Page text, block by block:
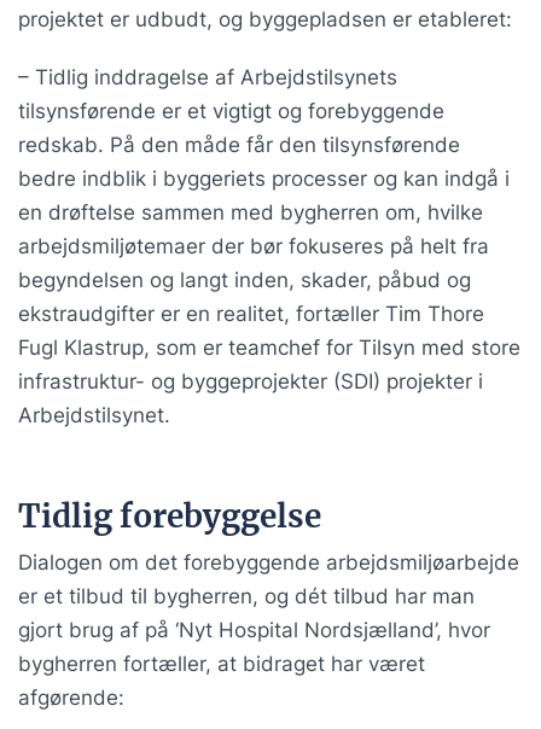
projektet er udbudt, og byggepladsen er etableret:
– Tidlig inddragelse af Arbejdstilsynets
tilsynsførende er et vigtigt og forebyggende
redskab. På den måde får den tilsynsførende
bedre indblik i byggeriets processer og kan indgå i
en drøftelse sammen med bygherren om, hvilke
arbejdsmiljøtemaer der bør fokuseres på helt fra
begyndelsen og langt inden, skader, påbud og
ekstraudgifter er en realitet, fortæller Tim Thore
Fugl Klastrup, som er teamchef for Tilsyn med store
infrastruktur- og byggeprojekter (SDI) projekter i
Arbejdstilsynet.
Tidlig forebyggelse
Dialogen om det forebyggende arbejdsmiljøarbejde
er et tilbud til bygherren, og dét tilbud har man
gjort brug af på ‘Nyt Hospital Nordsjælland’, hvor
bygherren fortæller, at bidraget har været
afgørende: